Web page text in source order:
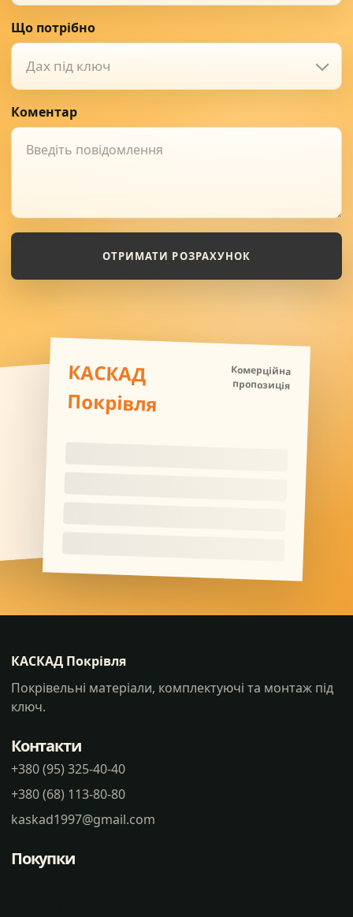
Що потрібно
Дах під ключ
Коментар
ОТРИМАТИ РОЗРАХУНОК
КАСКАД
Покрівля
Комерційна
пропозиція
КАСКАД Покрівля
Покрівельні матеріали, комплектуючі та монтаж під
ключ.
Контакти
+380 (95) 325-40-40
+380 (68) 113-80-80
kaskad1997@gmail.com
Покупки